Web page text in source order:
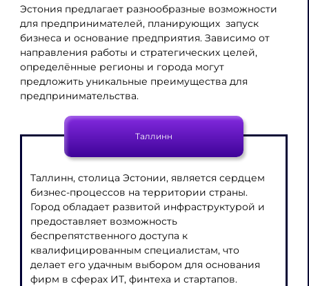
Эстония предлагает разнообразные возможности
для предпринимателей, планирующих запуск
бизнеса и основание предприятия. Зависимо от
направления работы и стратегических целей,
определённые регионы и города могут
предложить уникальные преимущества для
предпринимательства.
Таллинн
Таллинн, столица Эстонии, является сердцем
бизнес-процессов на территории страны.
Город обладает развитой инфраструктурой и
предоставляет возможность
беспрепятственного доступа к
квалифицированным специалистам, что
делает его удачным выбором для основания
фирм в сферах ИТ, финтеха и стартапов.